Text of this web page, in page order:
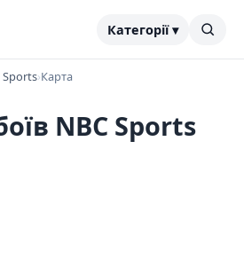
Категорії ▾
Sports›Карта
NBC Sports